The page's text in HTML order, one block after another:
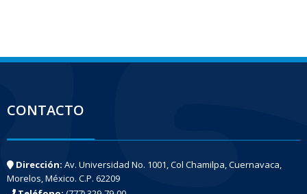
CONTACTO
Dirección: Av. Universidad No. 1001, Col Chamilpa, Cuernavaca,
Morelos, México. C.P. 62209